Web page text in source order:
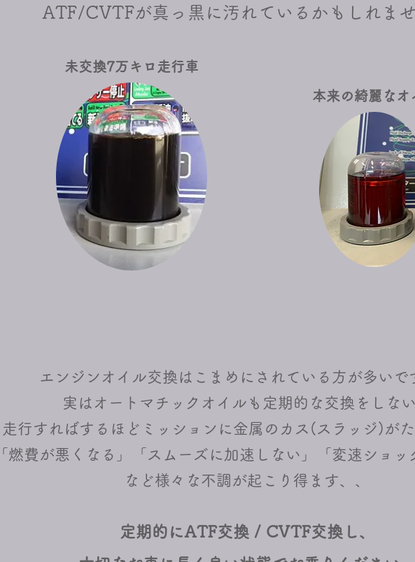
​ATF/CVTFが真っ黒に汚れているかもしれませ
未交換7万キロ走行車
本来の綺麗なオ
エンジンオイル交換はこまめにされている方が多いで
実はオートマチックオイルも定期的な交換をしない
走行すればするほどミッションに金属のカス(スラッジ)がた
「燃費が悪くなる」「スムーズに加速しない」「変速ショッ
​など様々な不調が起こり得ます、、
定期的にATF交換 / CVTF交換し、